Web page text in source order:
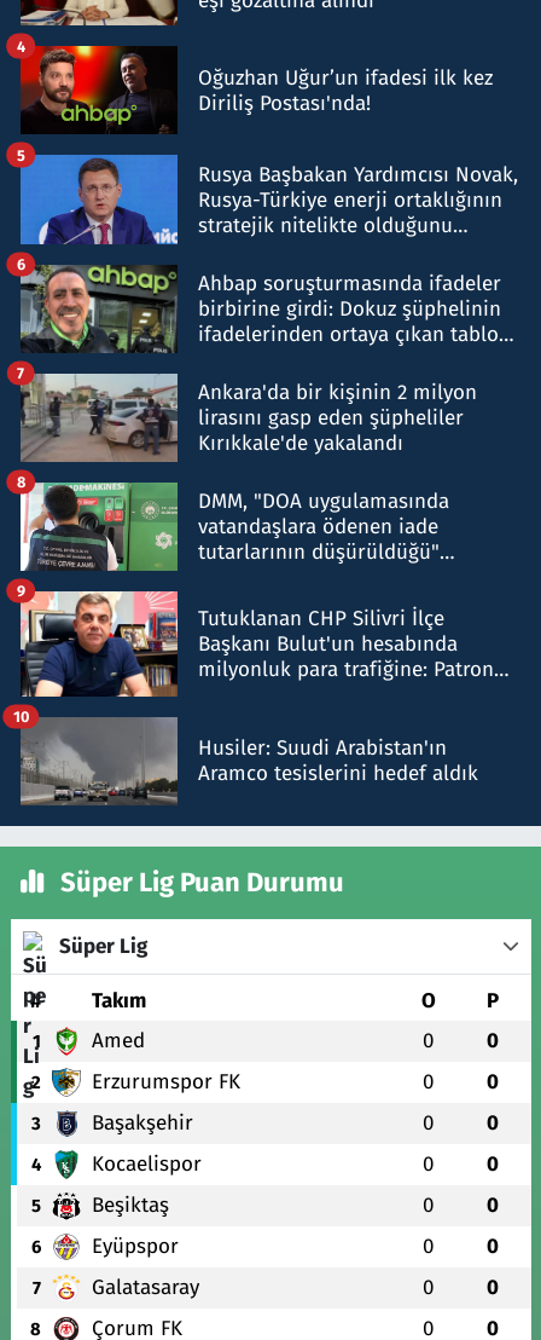
Oğuzhan Uğur’un ifadesi ilk kez
Diriliş Postası'nda!
4
Rusya Başbakan Yardımcısı Novak,
Rusya-Türkiye enerji ortaklığının
stratejik nitelikte olduğunu
5
Ahbap soruşturmasında ifadeler
birbirine girdi: Dokuz şüphelinin
ifadelerinden ortaya çıkan tablo
6
Ankara'da bir kişinin 2 milyon
lirasını gasp eden şüpheliler
Kırıkkale'de yakalandı
7
DMM, "DOA uygulamasında
vatandaşlara ödenen iade
tutarlarının düşürüldüğü"
8
Tutuklanan CHP Silivri İlçe
Başkanı Bulut'un hesabında
milyonluk para trafiğine: Patron
9
Husiler: Suudi Arabistan'ın
Aramco tesislerini hedef aldık
10
Süper Lig Puan Durumu
Süper Lig
# Takım O P
1 Amed 0 0
2 Erzurumspor FK 0 0
3 Başakşehir 0 0
4 Kocaelispor 0 0
5 Beşiktaş 0 0
6 Eyüpspor 0 0
7 Galatasaray 0 0
8 Çorum FK 0 0